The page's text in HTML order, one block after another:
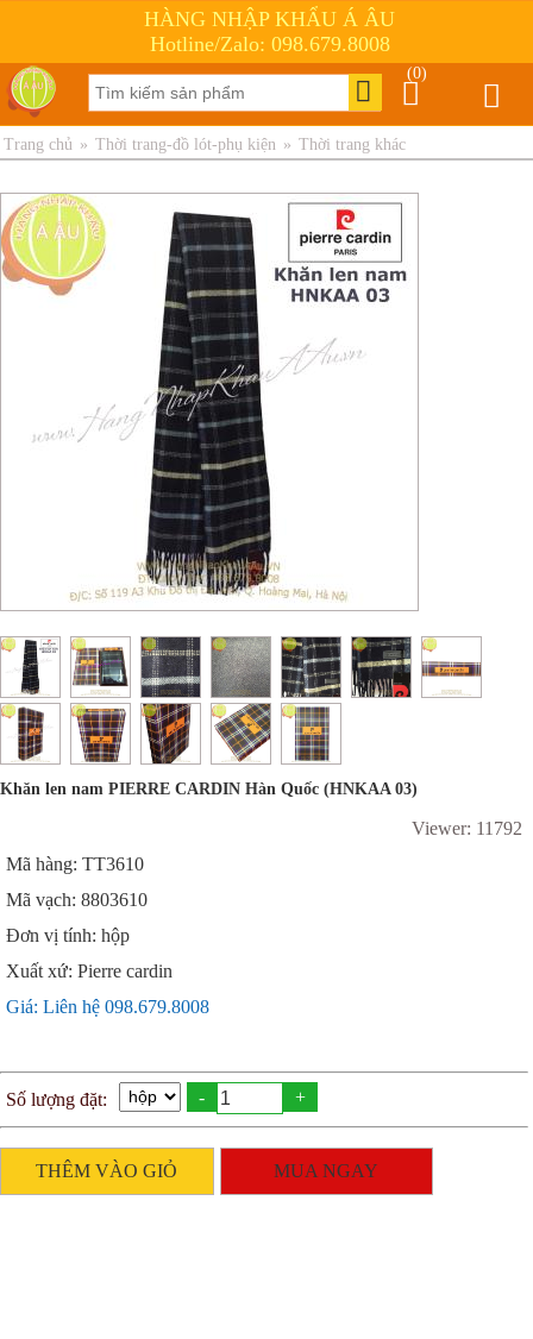
HÀNG NHẬP KHẨU Á ÂU
Hotline/Zalo: 098.679.8008
(0)
Trang chủ » Thời trang-đồ lót-phụ kiện » Thời trang khác
Khăn len nam PIERRE CARDIN Hàn Quốc (HNKAA 03)
Viewer: 11792
Mã hàng: TT3610
Mã vạch: 8803610
Đơn vị tính: hộp
Xuất xứ: Pierre cardin
Giá: Liên hệ 098.679.8008
Số lượng đặt: - +
THÊM VÀO GIỎ MUA NGAY